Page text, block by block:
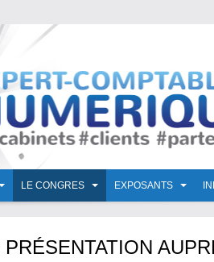
LE CONGRES EXPOSANTS